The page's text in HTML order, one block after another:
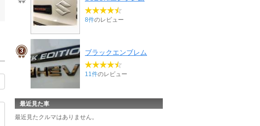
8件のレビュー
ブラックエンブレム
11件のレビュー
最近見た車
最近見たクルマはありません。